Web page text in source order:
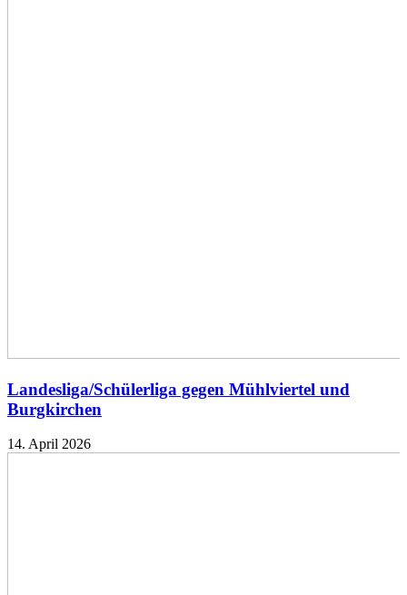
Landesliga/Schülerliga gegen Mühlviertel und
Burgkirchen
14. April 2026